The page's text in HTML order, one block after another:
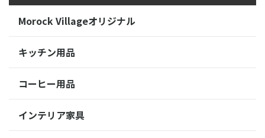
Morock Villageオリジナル
キッチン用品
コーヒー用品
インテリア家具